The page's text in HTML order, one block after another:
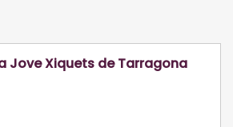
Jove Xiquets de Tarragona